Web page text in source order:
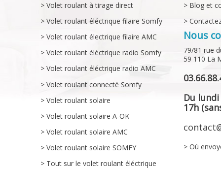
> Volet roulant à tirage direct
> Volet roulant éléctrique filaire Somfy
> Volet roulant électrique filaire AMC
> Volet roulant éléctrique radio Somfy
> Volet roulant éléctrique radio AMC
> Volet roulant connecté Somfy
> Volet roulant solaire
> Volet roulant solaire A-OK
> Volet roulant solaire AMC
> Volet roulant solaire SOMFY
> Tout sur le volet roulant éléctrique
> Blog et
>
Nous
79/81 rue
59 110 La
Du
17h
> Où